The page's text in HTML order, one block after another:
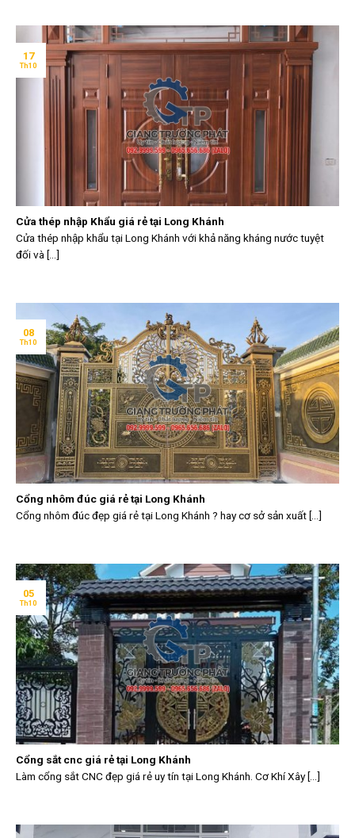
Cửa thép nhập Khẩu giá rẻ tại Long Khánh
Cửa thép nhập khẩu tại Long Khánh với khả năng kháng nước tuyệt
đối và [...]
17
Th10
Cổng nhôm đúc giá rẻ tại Long Khánh
Cổng nhôm đúc đẹp giá rẻ tại Long Khánh ? hay cơ sở sản xuất [...]
08
Th10
Cổng sắt cnc giá rẻ tại Long Khánh
Làm cổng sắt CNC đẹp giá rẻ uy tín tại Long Khánh. Cơ Khí Xây [...]
05
Th10